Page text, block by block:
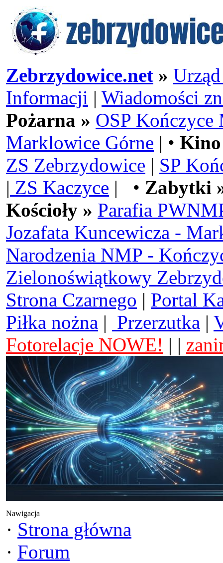
Zebrzydowice.net »
Informacji | Wiadomości
Pożarna » OSP Kończyce
Marklowice Górne | •
ZS Zebrzydowice | SP
| ZS Kaczyce | • Zabytki
Kościoły » Parafia
Jozafata Kuncewicza -
Narodzenia NMP -
Zielonoświątkowy
Strona Czarnego | Portal
Piłka nożna | Przerzutka |
Fotorelacje NOWE! | |
Nawigacja
· Strona główna
· Forum